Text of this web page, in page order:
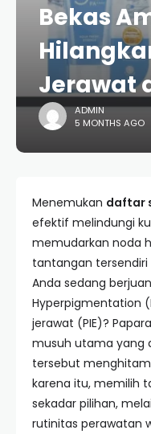
Bekas
Jerawat
ADMIN
5 MONTHS AGO
Menemukan daftar
efektif melindungi
memudarkan noda
tantangan tersendiri
Anda sedang
Hyperpigmentation
jerawat (PIE)?
musuh utama yang
tersebut
karena itu, memilih
sekadar pilihan,
rutinitas perawatan